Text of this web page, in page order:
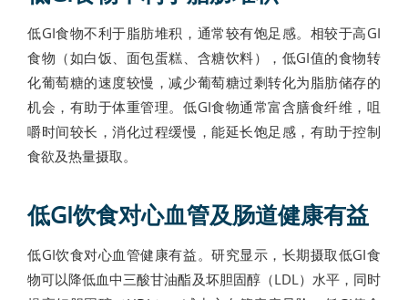
低GI食物不利于脂肪堆积，通常较有饱足感。相较于高GI
食物（如白饭、面包蛋糕、含糖饮料），低GI值的食物转
化葡萄糖的速度较慢，减少葡萄糖过剩转化为脂肪储存的
机会，有助于体重管理。低GI食物通常富含膳食纤维，咀
嚼时间较长，消化过程缓慢，能延长饱足感，有助于控制
食欲及热量摄取。
低GI饮食对心血管及肠道健康有益
低GI饮食对心血管健康有益。研究显示，长期摄取低GI食
物可以降低血中三酸甘油酯及坏胆固醇（LDL）水平，同时